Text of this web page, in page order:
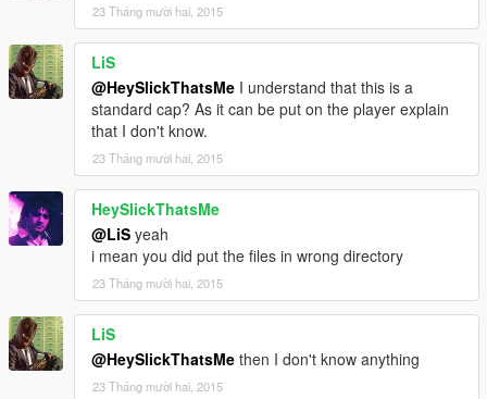
23 Tháng mười hai, 2015
LiS
@HeySlickThatsMe I understand that this is a
standard cap? As it can be put on the player explain
that I don't know.
23 Tháng mười hai, 2015
HeySlickThatsMe
@LiS yeah
i mean you did put the files in wrong directory
23 Tháng mười hai, 2015
LiS
@HeySlickThatsMe then I don't know anything
23 Tháng mười hai, 2015